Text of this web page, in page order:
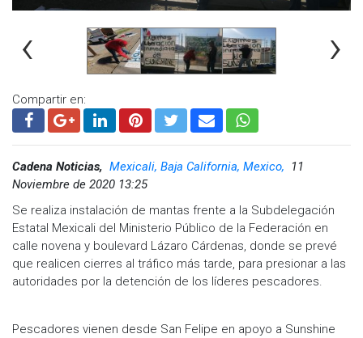
‹ ›
Compartir en:
Cadena Noticias, Mexicali, Baja California, Mexico,
11
Noviembre de 2020 13:25
Se realiza instalación de mantas frente a la Subdelegación
Estatal Mexicali del Ministerio Público de la Federación en
calle novena y boulevard Lázaro Cárdenas, donde se prevé
que realicen cierres al tráfico más tarde, para presionar a las
autoridades por la detención de los líderes pescadores.
Pescadores vienen desde San Felipe en apoyo a Sunshine